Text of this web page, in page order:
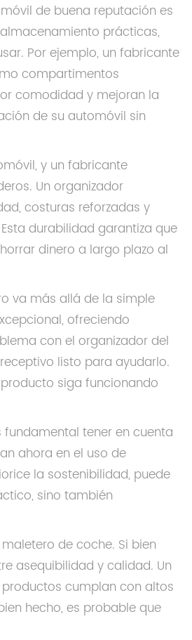
de buena reputación es
prácticas,
Por ejemplo, un fabricante
compartimentos
comodidad y mejoran la
de su automóvil sin
y un fabricante
Un organizador
costuras reforzadas y
durabilidad garantiza que
dinero a largo plazo al
va más allá de la simple
ofreciendo
con el organizador del
listo para ayudarlo.
siga funcionando
tener en cuenta
ahora en el uso de
la sostenibilidad, puede
sino también
de coche. Si bien
asequibilidad y calidad. Un
cumplan con altos
hecho, es probable que